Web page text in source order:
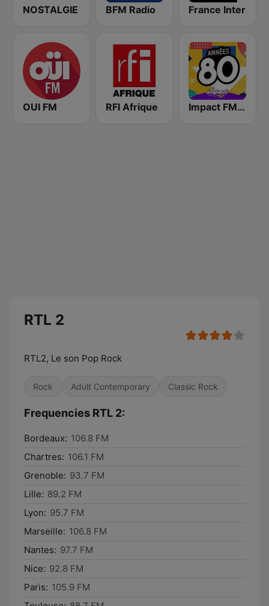
NOSTALGIE BFM Radio France Inter
OUI FM RFI Afrique Impact FM - Années 80
RTL 2
RTL2, Le son Pop Rock
Rock Adult Contemporary Classic Rock
Frequencies RTL 2:
Bordeaux: 106.8 FM
Chartres: 106.1 FM
Grenoble: 93.7 FM
Lille: 89.2 FM
Lyon: 95.7 FM
Marseille: 106.8 FM
Nantes: 97.7 FM
Nice: 92.8 FM
Paris: 105.9 FM